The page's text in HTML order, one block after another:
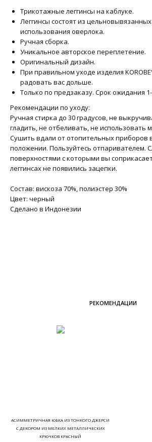
Трикотажные леггинсы на каблуке.
Леггинсы состоят из
использования оверлока.
Ручная сборка.
Уникальное авторское переплетение.
Оригинальный дизайн.
При правильном уходе изделия
радовать вас дольше.
Только по предзаказу. Срок ожидания
Рекомендации по уходу:
Ручная стирка до 30 градусов, не
гладить, не отбеливать, не использовать
Сушить вдали от отопительных приборов
положении. Пользуйтесь отпаривателем.
поверхностями с которыми вы
леггинсах не появились зацепки.
Состав: вискоза 70%, полиэстер 30%
Цвет: черный
Сделано в Индонезии
РЕКОМЕНДАЦИИ
АСИММЕТРИЧНАЯ ЮБКА ИЗ ТОНКОГО ДЖЕРСИ
С ДЕКОРОМ ИЗ МЕЛКИХ МЕТАЛЛИЧЕСКИХ
КРЮЧКОВ КРАСНЫЙ